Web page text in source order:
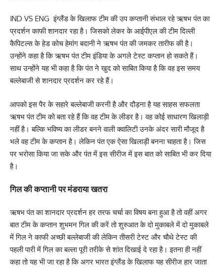
IND VS ENG इंग्लैंड के खिलाफ टीम की उप कप्तानी संभाल रहे ऋषभ पंत का
प्रदर्शन काफी शानदार रहा है। जिसको लेकर के आईपीएल की टीम दिल्ली
कैपिटल्स के हेड कोच हेमांग बदानी ने ऋषभ पंत की जमकर तारीफ की है।
उन्होंने कहा है कि ऋषभ पंत टीम इंडिया के अगले टेस्ट कप्तान हो सकते हैं।
साथ उन्होंने यह भी कहा है कि पंत ने खुद को साबित किया है कि वह इस समय
बल्लेबाजी से शानदार प्रदर्शन कर रहे हैं।
आपको इस पैर के सहारे बल्लेबाजी करनी है और दौड़ना है यह साहस सफलता
ऋषभ पंत टीम को बता रहे हैं कि वह टीम के लीडर है। वह कोई साधारण खिलाड़ी
नहीं है। बल्कि भविष्य का लीडर बनने वाली क्वालिटी उनके अंदर सारी मौजूद है
भले वह टीम के कप्तान है। लेकिन पंत एक ऐसा खिलाड़ी बनना चाहता है। जिस
पर भरोसा किया जा सके और पंत में इस सीरीज में इस बात को साबित भी कर दिया
है।
गिल की कप्तानी पर मंडराया खतरा
ऋषभ पंत का शानदार प्रदर्शन हर तरफ चर्चा का विषय बना हुआ है तो वहीं अगर
बात टीम के कप्तान शुभमन गिल की करें तो शुरुआत के दो मुकाबले में दो मुकाबले
में गिल ने काफी अच्छी बल्लेबाजी की लेकिन तीसरी टेस्ट और चौथे टेस्ट की
पहली पारी में गिल का बल्ला पूरी तरीके से शांत दिखाई दे रहा है। इतना ही नहीं
कहा तो यह भी जा रहा है कि अगर भारत इंग्लैंड के खिलाफ यह सीरीज हार जाता